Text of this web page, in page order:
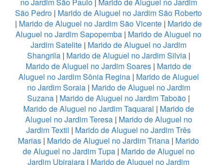
São Pedro | Marido de Aluguel no Jardim São Roberto
| Marido de Aluguel no Jardim São Vicente | Marido de
Aluguel no Jardim Sapopemba | Marido de Aluguel no
Jardim Satelite | Marido de Aluguel no Jardim
Shangrila| Marido de Aluguel no Jardim Silvia|
Marido de Aluguel no Jardim Soares | Marido de
Aluguel no Jardim Sônia Regina| Marido de Aluguel
no Jardim Soraia| Marido de Aluguel no Jardim
Suzana | Marido de Aluguel no Jardim Taboão |
Marido de Aluguel no Jardim Taquaral | Marido de
Aluguel no Jardim Teresa| Marido de Aluguel no
Jardim Textil | Marido de Aluguel no Jardim Três
Marias | Marido de Aluguel no Jardim Triana | Marido
de Aluguel no Jardim Tupa| Marido de Aluguel no
Jardim Ubirajara | Marido de Aluguel no Jardim